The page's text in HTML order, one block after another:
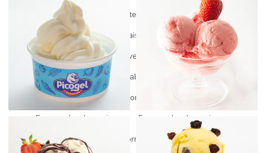
Fabrica de sorvete em minas gerais
Fábrica de sorvete minas geriais
Fabrica de sorvete preço
Fábrica de sorvete para revenda
Fabricante de açaí
Fabricante de picolé
Fabricantes de açaí no brasil
Fornecedor de açai
Fornecedor de açai do pará
Fornecedor de açai mg
Fornecedor de açai puro
Fornecedor de picolé
Fornecedor de picole e sorvete